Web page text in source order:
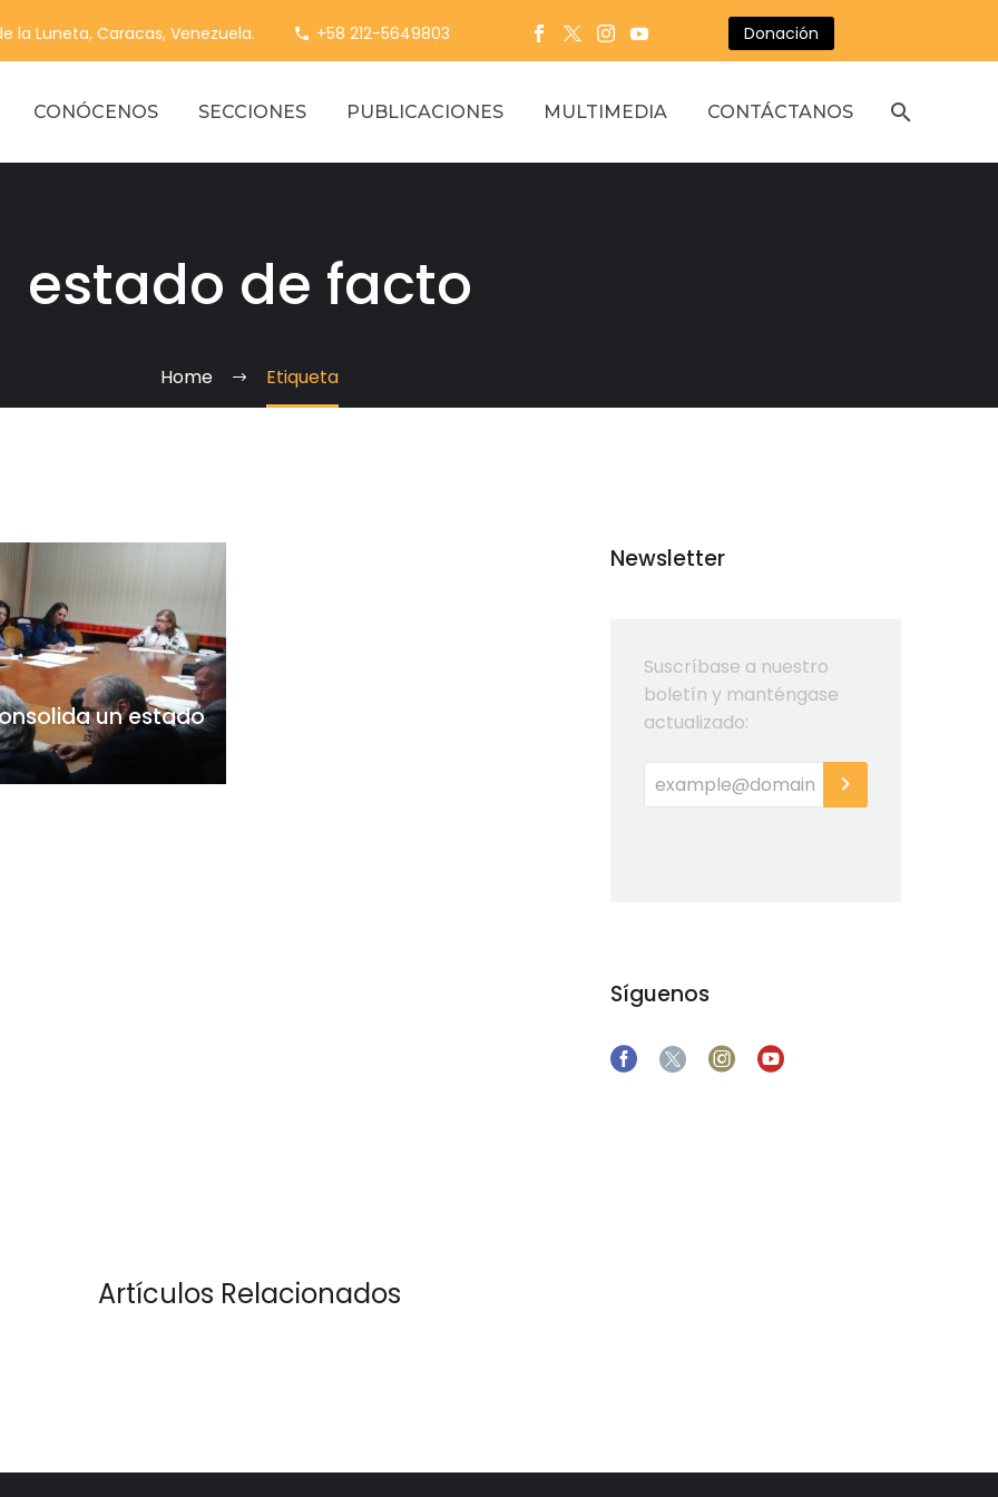
la Luneta, Caracas, Venezuela. +58 212-5649803 Donación
CONÓCENOS SECCIONES PUBLICACIONES MULTIMEDIA CONTÁCTANOS
estado de facto
Home Etiqueta
un estado
Newsletter
Suscríbase a nuestro
boletín y manténgase
actualizado:
Síguenos
Artículos Relacionados